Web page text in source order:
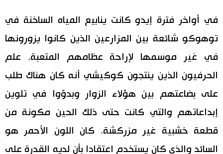
في أواخر فترة إيدو كانت ينابيع المياه الساخنة في
توهوكو شائعة بين المزارعين الذين كانوا يزورونها
في غير موسمها لإراحة عظامهم المتعبة. علم
الحرفيون الذين ينتجون كوكيشي أنه كان هناك طلب
على بضاعتهم بين هؤلاء الزوار وبدؤوا في تلوين
إبداعاتهم والتي كانت حتى ذلك الحين مكونة من
قطعة خشبية غير مزركشة. كان اللون الأحمر هو
السائد والذي كان يستخدم اعتقادا بأن لديه القدرة على